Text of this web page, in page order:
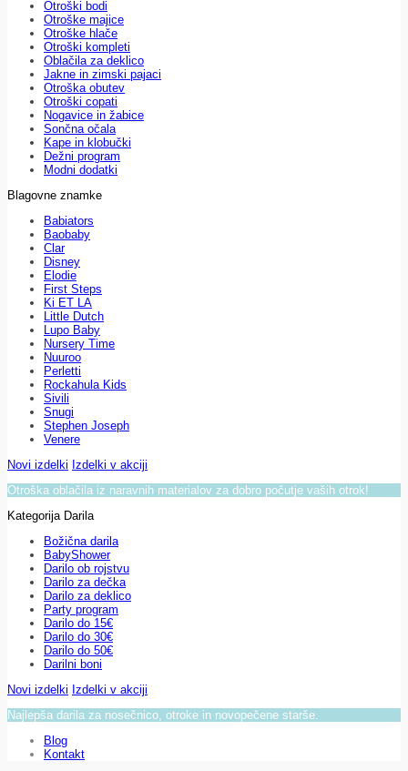
Otroški bodi
Otroške majice
Otroške hlače
Otroški kompleti
Oblačila za deklico
Jakne in zimski pajaci
Otroška obutev
Otroški copati
Nogavice in žabice
Sončna očala
Kape in klobučki
Dežni program
Modni dodatki
Blagovne znamke
Babiators
Baobaby
Clar
Disney
Elodie
First Steps
Ki ET LA
Little Dutch
Lupo Baby
Nursery Time
Nuuroo
Perletti
Rockahula Kids
Sivili
Snugi
Stephen Joseph
Venere
Novi izdelki Izdelki v akciji
Otroška oblačila iz naravnih materialov za dobro počutje vaših otrok!
Kategorija Darila
Božična darila
BabyShower
Darilo ob rojstvu
Darilo za dečka
Darilo za deklico
Party program
Darilo do 15€
Darilo do 30€
Darilo do 50€
Darilni boni
Novi izdelki Izdelki v akciji
Najlepša darila za nosečnico, otroke in novopečene starše.
Blog
Kontakt